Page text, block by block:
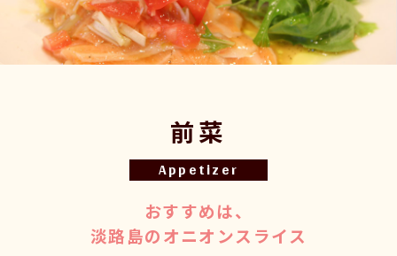
前菜
Appetizer
おすすめは、
淡路島のオニオンスライス